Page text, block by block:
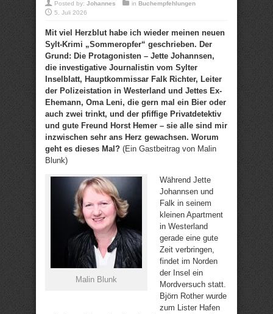
Posted by: Johannes in Buchempfehlungen
5. Juli 2026
Mit viel Herzblut habe ich wieder meinen neuen
Sylt-Krimi „Sommeropfer“ geschrieben. Der
Grund: Die Protagonisten – Jette Johannsen,
die investigative Journalistin vom Sylter
Inselblatt, Hauptkommissar Falk Richter, Leiter
der Polizeistation in Westerland und Jettes Ex-
Ehemann, Oma Leni, die gern mal ein Bier oder
auch zwei trinkt, und der pfiffige Privatdetektiv
und gute Freund Horst Hemer – sie alle sind mir
inzwischen sehr ans Herz gewachsen. Worum
geht es dieses Mal? (Ein Gastbeitrag von Malin
Blunk)
Malin Blunk
Während Jette
Johannsen und
Falk in seinem
kleinen Apartment
in Westerland
gerade eine gute
Zeit verbringen,
findet im Norden
der Insel ein
Mordversuch statt.
Björn Rother wurde
zum Lister Hafen